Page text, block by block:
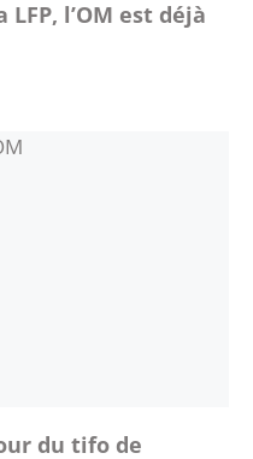
l’OM est déjà
du tifo de